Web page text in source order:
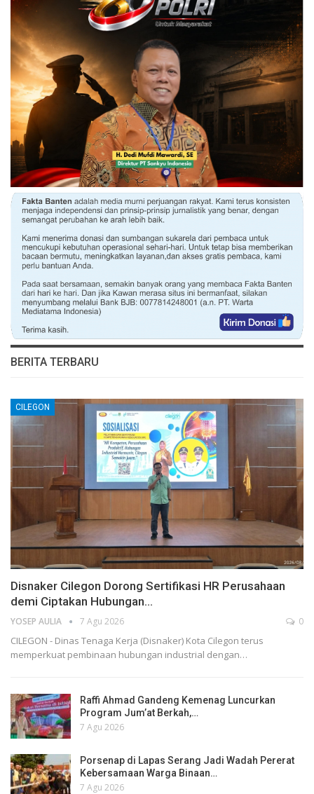
BERITA TERBARU
CILEGON
Disnaker Cilegon Dorong Sertifikasi HR Perusahaan
demi Ciptakan Hubungan…
YOSEP AULIA 7 Agu 2026 0
CILEGON - Dinas Tenaga Kerja (Disnaker) Kota Cilegon terus
memperkuat pembinaan hubungan industrial dengan…
Raffi Ahmad Gandeng Kemenag Luncurkan
Program Jum’at Berkah,…
7 Agu 2026
Porsenap di Lapas Serang Jadi Wadah Pererat
Kebersamaan Warga Binaan…
7 Agu 2026